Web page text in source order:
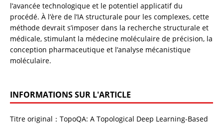
l’avancée technologique et le potentiel applicatif du
procédé. À l’ère de l’IA structurale pour les complexes, cette
méthode devrait s’imposer dans la recherche structurale et
médicale, stimulant la médecine moléculaire de précision, la
conception pharmaceutique et l’analyse mécanistique
moléculaire.
INFORMATIONS SUR L'ARTICLE
Titre original：TopoQA: A Topological Deep Learning-Based